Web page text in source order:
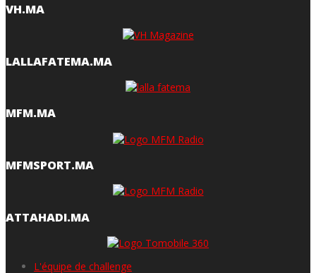
VH.MA
LALLAFATEMA.MA
MFM.MA
MFMSPORT.MA
ATTAHADI.MA
L'équipe de challenge